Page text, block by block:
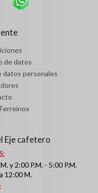
de datos
personales
Eje cafetero
y 2:00 P.M. - 5:00 P.M.
12:00 M.